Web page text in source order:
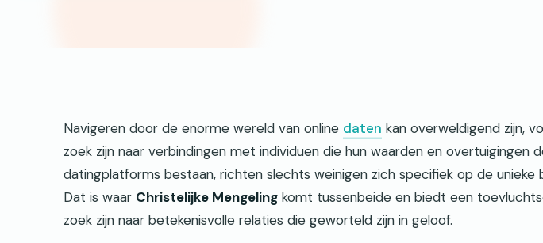
Navigeren door de enorme wereld van online daten kan overweldigend zijn,
zoek zijn naar verbindingen met individuen die hun waarden en overtuigingen
datingplatforms bestaan, richten slechts weinigen zich specifiek op de unieke
Dat is waar Christelijke Mengeling komt tussenbeide en biedt een
zoek zijn naar betekenisvolle relaties die geworteld zijn in geloof.